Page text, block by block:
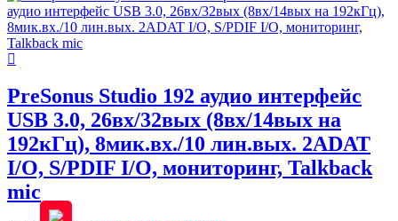
PreSonus Studio 192 аудио интерфейс
USB 3.0, 26вх/32вых (8вх/14вых на
192кГц), 8мик.вх./10 лин.вых. 2ADAT
I/O, S/PDIF I/O, мониторинг, Talkback
mic